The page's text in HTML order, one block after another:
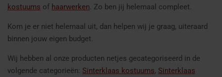
kostuums of haarwerken. Zo ben jij helemaal compleet.
Kom je er niet helemaal uit, dan helpen wij je graag, uiteraard
binnen jouw eigen budget.
Wij hebben al onze producten netjes gecategoriseerd in de
volgende categorieën: Sinterklaas kostuums, Sinterklaas